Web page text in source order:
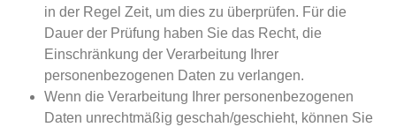
in der Regel Zeit, um dies zu überprüfen. Für die
Dauer der Prüfung haben Sie das Recht, die
Einschränkung der Verarbeitung Ihrer
personenbezogenen Daten zu verlangen.
Wenn die Verarbeitung Ihrer personenbezogenen
Daten unrechtmäßig geschah/geschieht, können Sie